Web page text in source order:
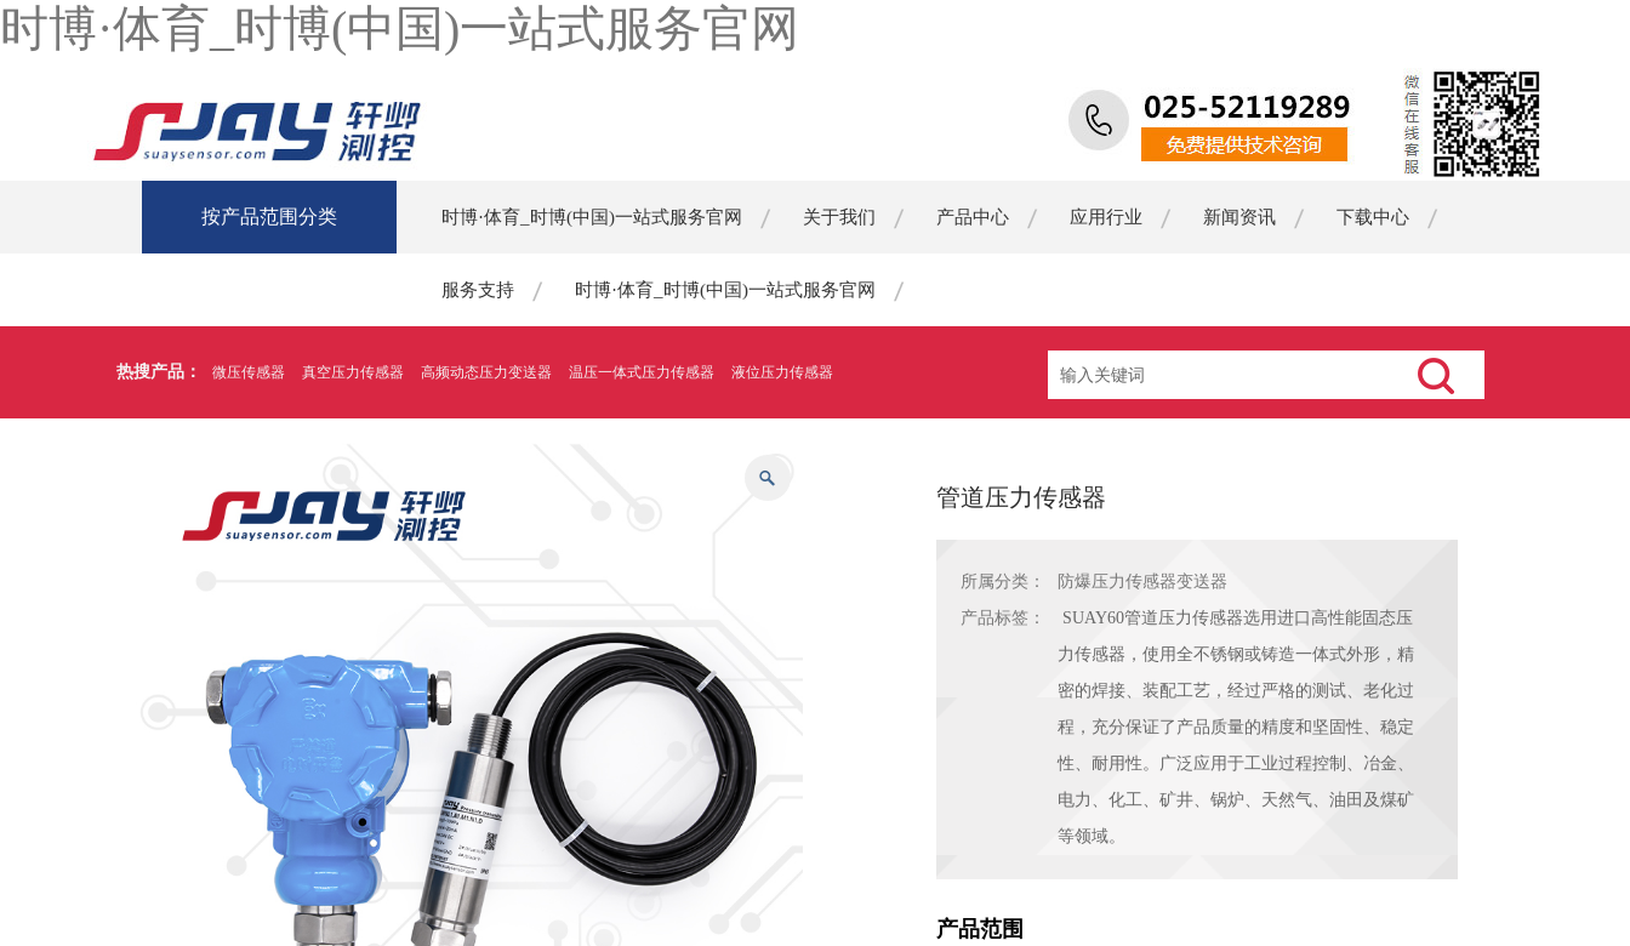
时博·体育_时博(中国)一站式服务官网
按产品范围分类 时博·体育_时博(中国)一站式服务官网 关于我们 产品中心 应用行业 新闻资讯 下载中心
服务支持 时博·体育_时博(中国)一站式服务官网
热搜产品： 微压传感器 真空压力传感器 高频动态压力变送器 温压一体式压力传感器 液位压力传感器
管道压力传感器
所属分类：
防爆压力传感器变送器
产品标签：
SUAY60管道压力传感器选用进口高性能固态压
力传感器，使用全不锈钢或铸造一体式外形，精
密的焊接、装配工艺，经过严格的测试、老化过
程，充分保证了产品质量的精度和坚固性、稳定
性、耐用性。广泛应用于工业过程控制、冶金、
电力、化工、矿井、锅炉、天然气、油田及煤矿
等领域。
产品范围